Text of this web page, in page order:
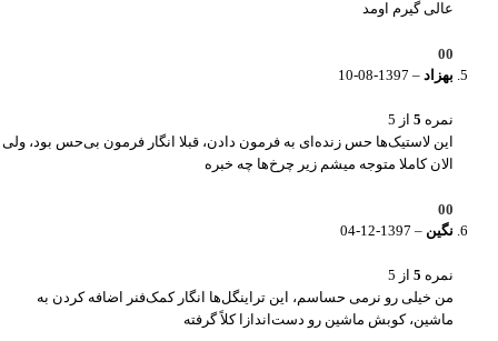
عالی گیرم اومد
0
0
بهزاد –
1397-08-10
نمره 5 از 5
این لاستیک‌ها حس زنده‌ای به فرمون دادن، قبلا انگار فرمون بی‌حس بود، ولی
الان کاملا متوجه میشم زیر چرخ‌ها چه خبره
0
0
نگین –
1397-12-04
نمره 5 از 5
من خیلی رو نرمی حساسم، این تراینگل‌ها انگار کمک‌فنر اضافه کردن به
ماشین، کوبش ماشین رو دست‌اندازا کلاً گرفته